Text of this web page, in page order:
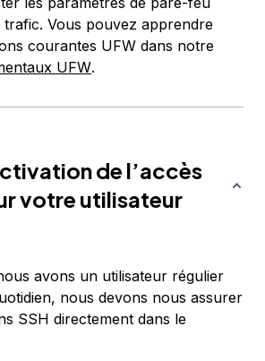
Vous pouvez apprendre
courantes UFW dans notre
UFW.
de l’accès
votre utilisateur
avons un utilisateur régulier
nous devons nous assurer
SSH directement dans le